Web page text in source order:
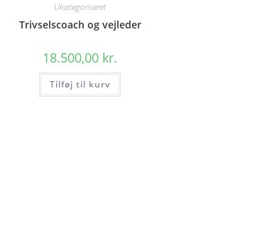
Ukategoriseret
Trivselscoach og vejleder
18.500,00 kr.
Tilføj til kurv